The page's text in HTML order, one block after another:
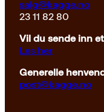
salg@kagge.no
23 11 82 80
Vil du sende inn
Les her
Generelle
post@kagge.no